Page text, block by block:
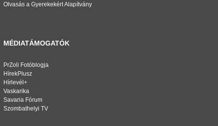
Olvasás a Gyerekekért Alapítvány
MÉDIATÁMOGATÓK
PrZoli Fotóblogja
HírekPlusz
Hírlevél+
Vaskarika
Savaria Fórum
Szombathelyi TV